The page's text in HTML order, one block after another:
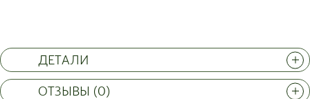
ДЕТАЛИ
ОТЗЫВЫ (0)